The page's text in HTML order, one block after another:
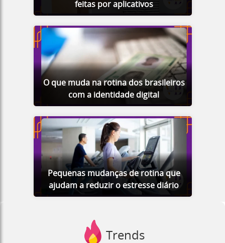
feitas por aplicativos
O que muda na rotina dos brasileiros
com a identidade digital
Pequenas mudanças de rotina que
ajudam a reduzir o estresse diário
Trends